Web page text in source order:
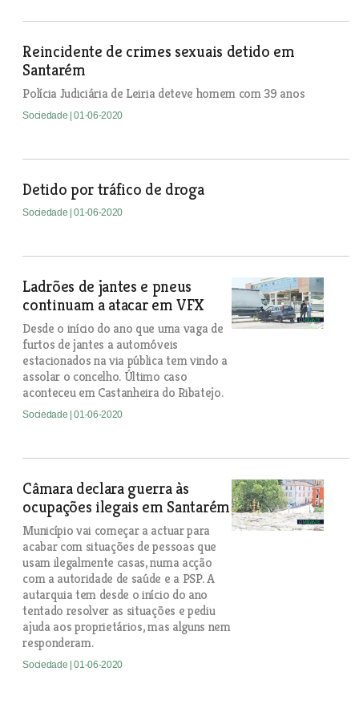
Reincidente de crimes sexuais detido em
Santarém
Polícia Judiciária de Leiria deteve homem com 39 anos
Sociedade | 01-06-2020
Detido por tráfico de droga
Sociedade | 01-06-2020
Ladrões de jantes e pneus
continuam a atacar em VFX
Desde o início do ano que uma vaga de
furtos de jantes a automóveis
estacionados na via pública tem vindo a
assolar o concelho. Último caso
aconteceu em Castanheira do Ribatejo.
Sociedade | 01-06-2020
Câmara declara guerra às
ocupações ilegais em Santarém
Município vai começar a actuar para
acabar com situações de pessoas que
usam ilegalmente casas, numa acção
com a autoridade de saúde e a PSP. A
autarquia tem desde o início do ano
tentado resolver as situações e pediu
ajuda aos proprietários, mas alguns nem
responderam.
Sociedade | 01-06-2020